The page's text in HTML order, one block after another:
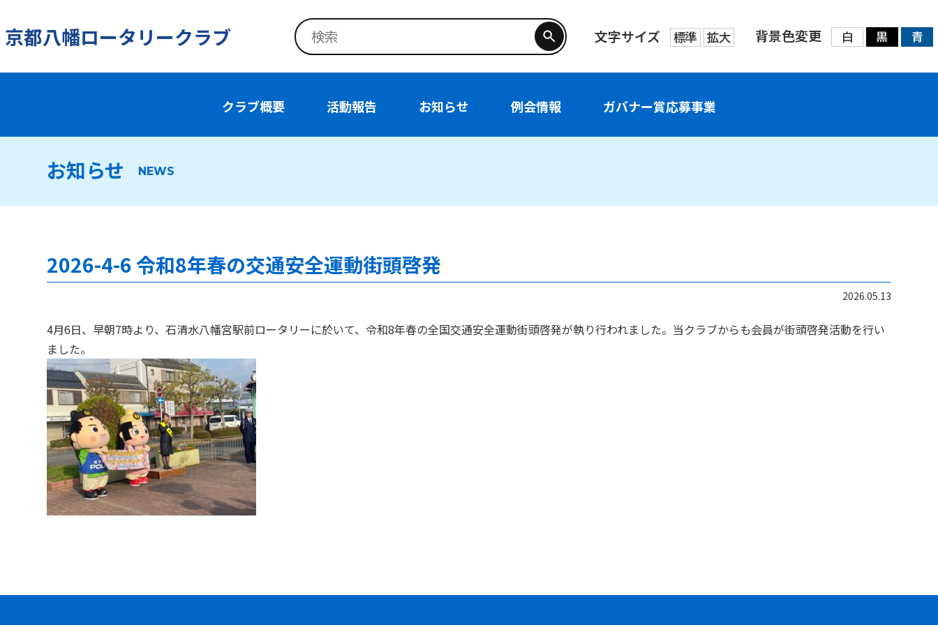
京都八幡ロータリークラブ 文字サイズ 標準 拡大 背景色変更 白 黒 青
クラブ概要 活動報告 お知らせ 例会情報 ガバナー賞応募事業
お知らせ NEWS
2026-4-6 令和8年春の交通安全運動街頭啓発
2026.05.13
4月6日、早朝7時より、石清水八幡宮駅前ロータリーに於いて、令和8年春の全国交通安全運動街頭啓発が執り行われました。当クラブからも会員が街頭啓発活動を行い
ました。